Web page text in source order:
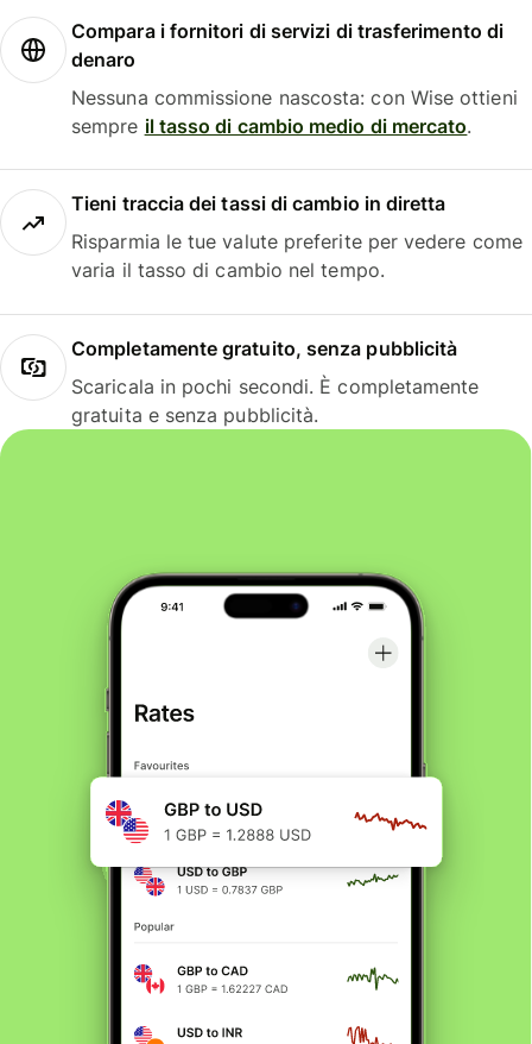
Compara i fornitori di servizi di trasferimento di
denaro
Nessuna commissione nascosta: con Wise ottieni
sempre il tasso di cambio medio di mercato.
Tieni traccia dei tassi di cambio in diretta
Risparmia le tue valute preferite per vedere come
varia il tasso di cambio nel tempo.
Completamente gratuito, senza pubblicità
Scaricala in pochi secondi. È completamente
gratuita e senza pubblicità.